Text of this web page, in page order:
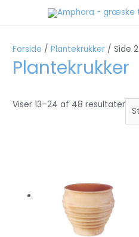
Forside /Plantekrukker / Side 2
Plantekrukker
Viser 13–24 af 48 resultater